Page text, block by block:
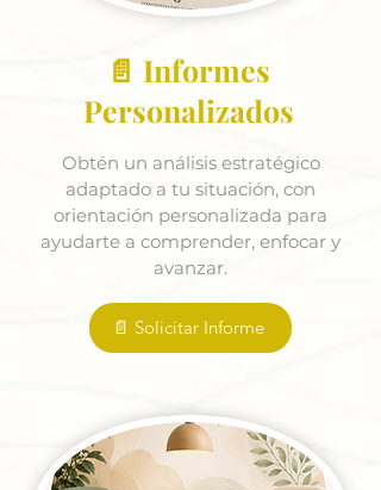
📄 Informes
Personalizados
Obtén un análisis estratégico
adaptado a tu situación, con
orientación personalizada para
ayudarte a comprender, enfocar y
avanzar.
📄 Solicitar Informe